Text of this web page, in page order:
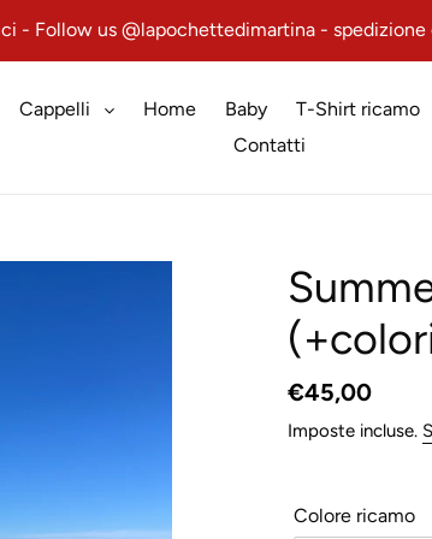
- Follow us @lapochettedimartina - spedizione
Cappelli Home Baby T-Shirt ricamo
Contatti
Prezzo
di
€45,00
Imposte incluse.
Colore ricamo